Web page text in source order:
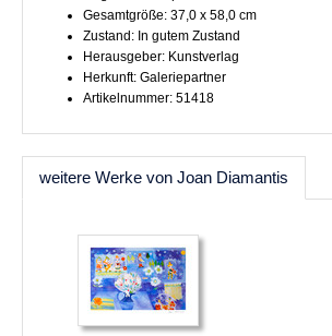
Gesamtgröße: 37,0 x 58,0 cm
Zustand: In gutem Zustand
Herausgeber: Kunstverlag
Herkunft: Galeriepartner
Artikelnummer: 51418
weitere Werke von Joan Diamantis